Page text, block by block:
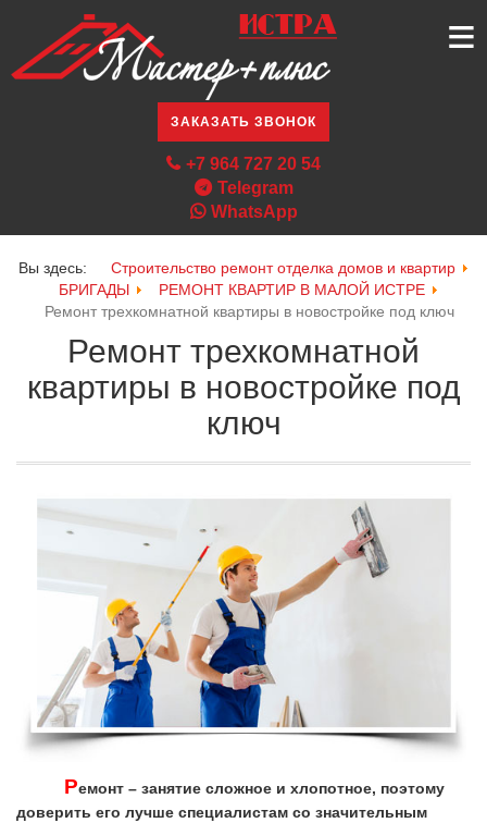
≡
ЗАКАЗАТЬ ЗВОНОК
+7 964 727 20 54
Telegram
WhatsApp
Вы здесь:
Строительство ремонт отделка домов и квартир
БРИГАДЫ
РЕМОНТ КВАРТИР В МАЛОЙ ИСТРЕ
Ремонт трехкомнатной квартиры в новостройке под ключ
Ремонт трехкомнатной
квартиры в новостройке под
ключ
Ремонт – занятие сложное и хлопотное, поэтому
доверить его лучше специалистам со значительным